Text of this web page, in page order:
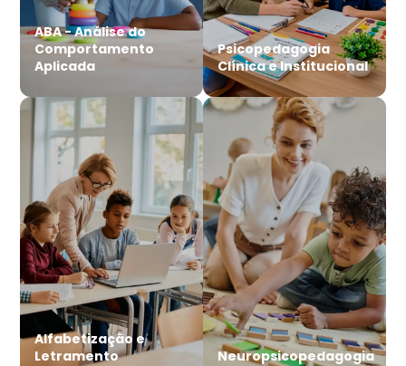
ABA - Análise do
Comportamento
Aplicada
Psicopedagogia
Clínica e Institucional
Alfabetização e
Letramento
Neuropsicopedagogia